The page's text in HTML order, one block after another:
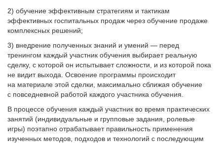
2) обучение эффективным стратегиям и тактикам
эффективных госпитальных продаж через обучение продаже
комплексных решений;
3) внедрение полученных знаний и умений — перед
тренингом каждый участник обучения выбирает реальную
сделку, с которой он испытывает сложности, и из которой пока
не видит выхода. Освоение программы происходит
на материале этой сделки, максимально сближая обучение
с повседневной работой каждого участника обучения.
В процессе обучения каждый участник во время практических
занятий (индивидуальные и групповые задания, ролевые
игры) поэтапно отрабатывает правильность применения
изученных методов, подходов и технологий с последующим